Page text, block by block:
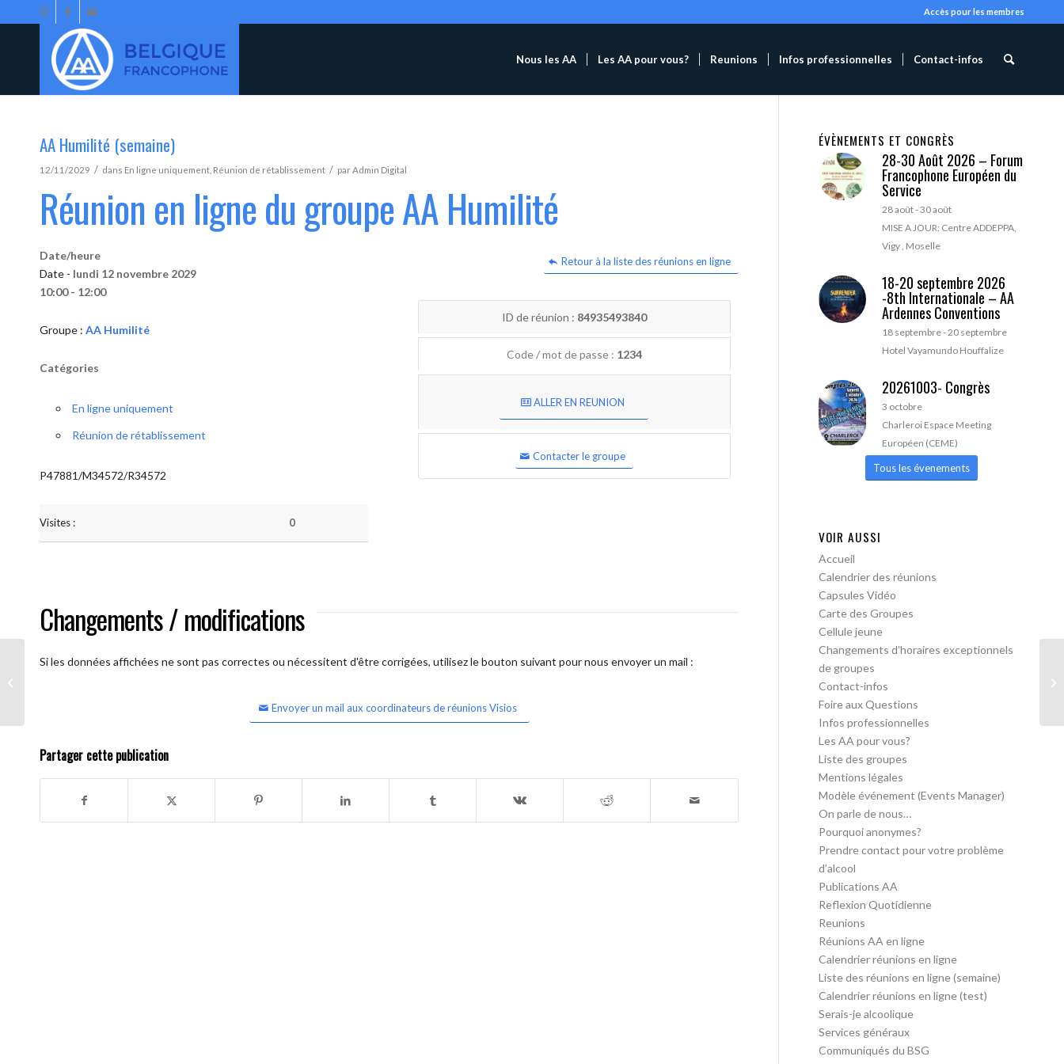
Accès pour les membres
Nous les AA Les AA pour vous? Reunions Infos professionnelles Contact-infos
AA Humilité (semaine)
12/11/2029 / dans En ligne uniquement Réunion de rétablissement / parAdmin Digital
Réunion en ligne du groupe AA Humilité
Retour à la liste des réunions en ligne
Date/heure
Date - lundi 12 novembre 2029
10:00 - 12:00
Groupe : AA Humilité
Catégories
En ligne uniquement
Réunion de rétablissement
P47881/M34572/R34572
Visites : 0
ID de réunion : 84935493840
Code / mot de passe : 1234
ALLER EN REUNION
Contacter le groupe
Changements / modifications
Si les données affichées ne sont pas correctes ou nécessitent d'être corrigées, utilisez le bouton suivant pour nous envoyer un mail :
Envoyer un mail aux coordinateurs de réunions Visios
Partager cette publication
ÉVÈNEMENTS ET CONGRÈS
28-30 Août 2026 – Forum
Francophone Européen du
Service
28 août-30 août
MISE A JOUR: Centre ADDEPPA,
Vigy , Moselle
18-20 septembre 2026
-8th Internationale – AA
Ardennes Conventions
18 septembre-20 septembre
Hotel Vayamundo Houffalize
20261003- Congrès
3 octobre
Charleroi Espace Meeting
Européen (CEME)
Tous les évenements
VOIR AUSSI
Accueil
Calendrier des réunions
Capsules Vidéo
Carte des Groupes
Cellule jeune
Changements d’horaires exceptionnels
de groupes
Contact-infos
Foire aux Questions
Infos professionnelles
Les AA pour vous?
Liste des groupes
Mentions légales
Modèle événement (Events Manager)
On parle de nous…
Pourquoi anonymes?
Prendre contact pour votre problème
d’alcool
Publications AA
Reflexion Quotidienne
Reunions
Réunions AA en ligne
Calendrier réunions en ligne
Liste des réunions en ligne (semaine)
Calendrier réunions en ligne (test)
Serais-je alcoolique
Services généraux
Communiqués du BSG